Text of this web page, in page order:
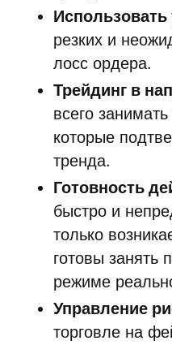
Использовать
резких и
лосс ордера.
Трейдинг в
всего
которые
тренда.
Готовность
быстро и
только
готовы занять
режиме
Управление
торговле на